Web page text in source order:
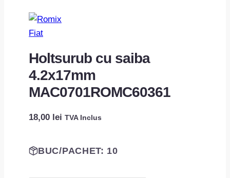
Fiat
Holtsurub cu saiba
4.2x17mm
MAC0701ROMC60361
18,00 lei TVA Inclus
BUC/PACHET: 10